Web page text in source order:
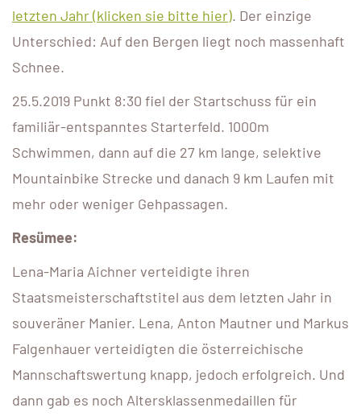
letzten Jahr (klicken sie bitte hier). Der einzige
Unterschied: Auf den Bergen liegt noch massenhaft
Schnee.
25.5.2019 Punkt 8:30 fiel der Startschuss für ein
familiär-entspanntes Starterfeld. 1000m
Schwimmen, dann auf die 27 km lange, selektive
Mountainbike Strecke und danach 9 km Laufen mit
mehr oder weniger Gehpassagen.
Resümee:
Lena-Maria Aichner verteidigte ihren
Staatsmeisterschaftstitel aus dem letzten Jahr in
souveräner Manier. Lena, Anton Mautner und Markus
Falgenhauer verteidigten die österreichische
Mannschaftswertung knapp, jedoch erfolgreich. Und
dann gab es noch Altersklassenmedaillen für